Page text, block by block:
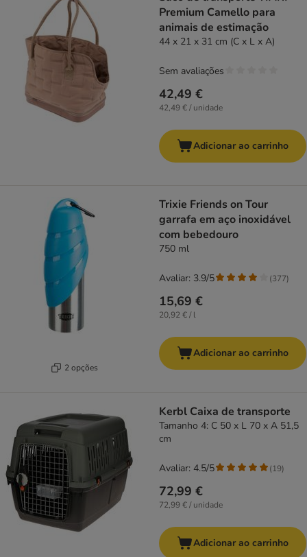
Premium Camello para
animais de estimação
44 x 21 x 31 cm (C x L x A)
42,49 €
42,49 € / unidade
Sem avaliações
Adicionar ao carrinho
2 opções
Trixie Friends on Tour
garrafa em aço inoxidável
com bebedouro
750 ml
15,69 €
20,92 € / l
Avaliar: 3.9/5 (377)
Adicionar ao carrinho
Kerbl Caixa de transporte
Tamanho 4: C 50 x L 70 x A 51,5
cm
72,99 €
72,99 € / unidade
Avaliar: 4.5/5 (19)
Adicionar ao carrinho